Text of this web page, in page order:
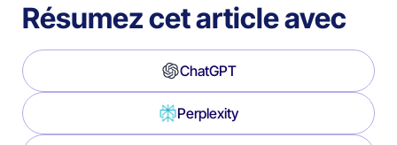
Résumez cet article avec
ChatGPT
Perplexity